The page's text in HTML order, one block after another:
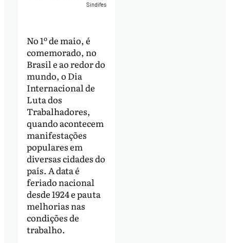
Sindifes
No 1º de maio, é
comemorado, no
Brasil e ao redor do
mundo, o Dia
Internacional de
Luta dos
Trabalhadores,
quando acontecem
manifestações
populares em
diversas cidades do
país. A data é
feriado nacional
desde 1924 e pauta
melhorias nas
condições de
trabalho.